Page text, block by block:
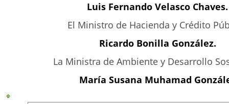
Luis Fernando Velasco Chaves.
El Ministro de Hacienda y Crédito
Ricardo Bonilla González.
La Ministra de Ambiente y Desarrollo
María Susana Muhamad